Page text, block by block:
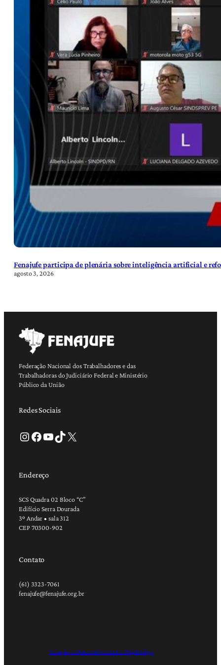
Fenajufe participa de plenária sobre inteligência artificial e
agosto 3, 2026
Federação Nacional dos Trabalhadores e das
Trabalhadoras do Judiciário Federal e Ministério
Público da União
Redes Sociais
Instagram Facebook Youtube TikTok X
Endereço
SCS Quadra 02 Bloco “C”
Edifício Serra Dourada
3º Andar • sala 312
CEP 70300-902
Contato
(61) 3323-7061
fenajufe@fenajufe.org.br
Criação e Desenvolvimento: RapDesign